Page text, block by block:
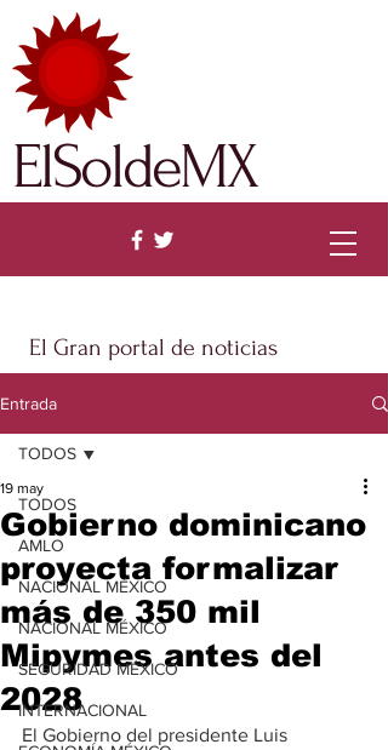
El Gran portal de noticias
ElSoldeMX
Entrada
TODOS
AMLO
NACIONAL MÉXICO
NACIONAL MÉXICO
SEGURIDAD MÉXICO
INTERNACIONAL
TODOS
Gobierno dominicano
proyecta formalizar
más de 350 mil
Mipymes antes del
2028
19 may
El Gobierno del presidente Luis